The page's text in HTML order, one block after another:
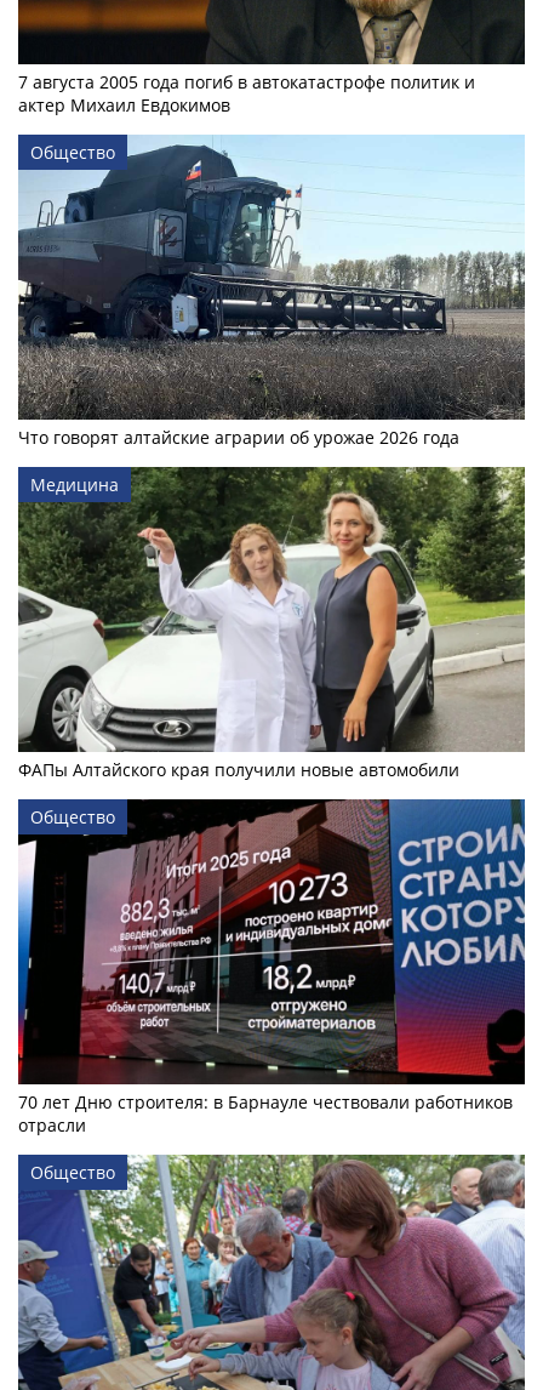
7 августа 2005 года погиб в автокатастрофе политик и
актер Михаил Евдокимов
Общество
Что говорят алтайские аграрии об урожае 2026 года
Медицина
ФАПы Алтайского края получили новые автомобили
Общество
70 лет Дню строителя: в Барнауле чествовали работников
отрасли
Общество